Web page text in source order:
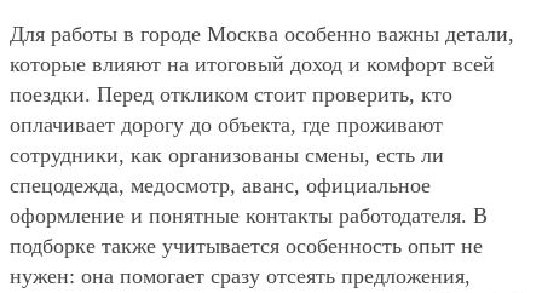
Для работы в городе Москва особенно важны детали,
которые влияют на итоговый доход и комфорт всей
поездки. Перед откликом стоит проверить, кто
оплачивает дорогу до объекта, где проживают
сотрудники, как организованы смены, есть ли
спецодежда, медосмотр, аванс, официальное
оформление и понятные контакты работодателя. В
подборке также учитывается особенность опыт не
нужен: она помогает сразу отсеять предложения,